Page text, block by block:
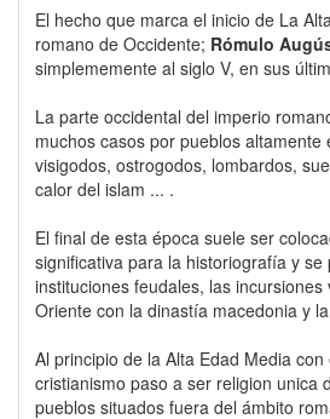
El hecho que marca el inicio de La
romano de Occidente; Rómulo
simplememente al siglo V, en sus
La parte occidental del imperio
muchos casos por pueblos
visigodos, ostrogodos, lombardos,
calor del islam ... .
El final de esta época suele ser
significativa para la historiografía y
instituciones feudales, las
Oriente con la dinastía macedonia y
Al principio de la Alta Edad Media
cristianismo paso a ser religion unica
pueblos situados fuera del ámbito